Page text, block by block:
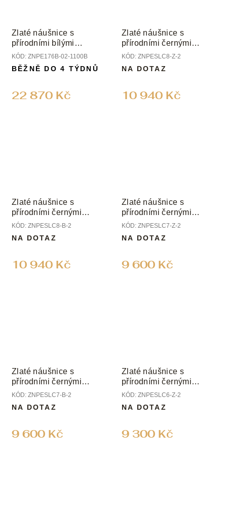
Zlaté náušnice s
přírodními bílými
perlami, safíry a
diamanty
KÓD: ZNPE176B-02-1100B
22 870 Kč
BĚŽNĚ DO 4 TÝDNŮ
Zlaté náušnice s
přírodními černými
perlami
KÓD: ZNPESLC8-Z-2
10 940 Kč
NA DOTAZ
Zlaté náušnice s
přírodními černými
perlami
KÓD: ZNPESLC8-B-2
10 940 Kč
NA DOTAZ
Zlaté náušnice s
přírodními černými
perlami
KÓD: ZNPESLC7-Z-2
9 600 Kč
NA DOTAZ
Zlaté náušnice s
přírodními černými
perlami
KÓD: ZNPESLC7-B-2
9 600 Kč
NA DOTAZ
Zlaté náušnice s
přírodními černými
perlami
KÓD: ZNPESLC6-Z-2
9 300 Kč
NA DOTAZ